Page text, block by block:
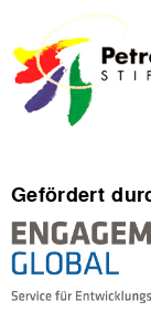
Gefördert